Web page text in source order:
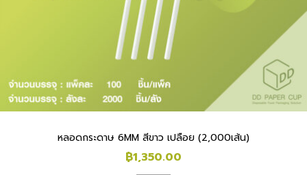
หลอดกระดาษ 6MM สีขาว เปลือย (2,000เส้น)
฿1,350.00